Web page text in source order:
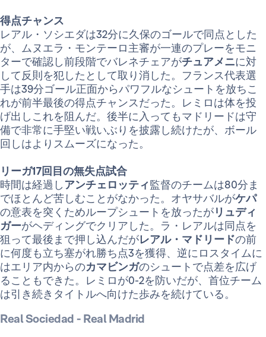
得点チャンス
レアル・ソシエダは32分に久保のゴールで同点とした
が、ムヌエラ・モンテーロ主審が一連のプレーをモニ
ターで確認し前段階でバレネチェアがチュアメニに対
して反則を犯したとして取り消した。フランス代表選
手は39分ゴール正面からパワフルなシュートを放ちこ
れが前半最後の得点チャンスだった。レミロは体を投
げ出しこれを阻んだ。後半に入ってもマドリードは守
備で非常に手堅い戦いぶりを披露し続けたが、ボール
回しはよりスムーズになった。
リーガ17回目の無失点試合
時間は経過しアンチェロッティ監督のチームは80分ま
でほとんど苦しむことがなかった。オヤサバルがケパ
の意表を突くためループシュートを放ったがリュディ
ガーがヘディングでクリアした。ラ・レアルは同点を
狙って最後まで押し込んだがレアル・マドリードの前
に何度も立ち塞がれ勝ち点3を獲得、逆にロスタイムに
はエリア内からのカマビンガのシュートで点差を広げ
ることもできた。レミロが0-2を防いだが、首位チーム
は引き続きタイトルへ向けた歩みを続けている。
Real Sociedad - Real Madrid